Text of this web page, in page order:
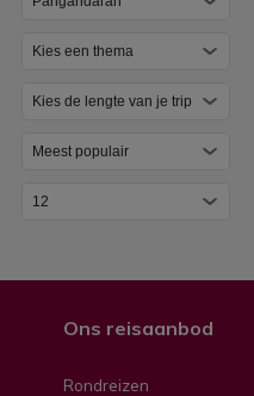
Ons reisaanbod
Rondreizen